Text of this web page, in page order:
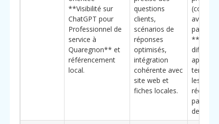
**Visibilité sur
ChatGPT pour
Professionnel de
service à
Quaregnon** et
référencement
local.
questions
clients,
scénarios de
réponses
optimisés,
intégration
cohérente avec
site web et
fiches locales.
avocats,
les
par les
de la